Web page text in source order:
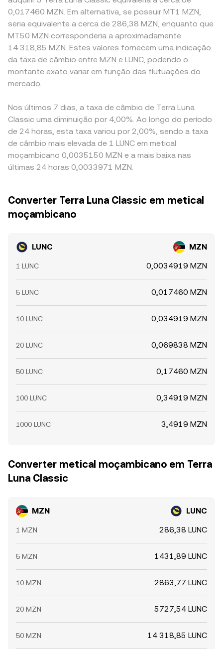
0,017460 MZN. Em alternativa, se possuir MT1 MZN,
seria equivalente a cerca de 286,38 MZN, enquanto que
MT50 MZN corresponderia a aproximadamente
14 318,85 MZN. Estes valores fornecem uma indicação
da taxa de câmbio entre MZN e LUNC, podendo o
montante exato variar em função das flutuações do
mercado.
Nos últimos 7 dias, a taxa de câmbio de Terra Luna
Classic uma diminuição por 4,00%. Ao longo do período
de 24 horas, esta taxa variou por 2,00%, sendo a taxa
de câmbio mais elevada de 1 LUNC em metical
moçambicano 0,0035150 MZN e a mais baixa nas
últimas 24 horas 0,0033971 MZN.
Converter Terra Luna Classic em metical
moçambicano
LUNC MZN
1 LUNC 0,0034919 MZN
5 LUNC 0,017460 MZN
10 LUNC 0,034919 MZN
20 LUNC 0,069838 MZN
50 LUNC 0,17460 MZN
100 LUNC 0,34919 MZN
1000 LUNC 3,4919 MZN
Converter metical moçambicano em Terra
Luna Classic
MZN LUNC
1 MZN 286,38 LUNC
5 MZN 1431,89 LUNC
10 MZN 2863,77 LUNC
20 MZN 5727,54 LUNC
50 MZN 14 318,85 LUNC